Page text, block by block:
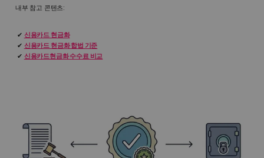
내부 참고 콘텐츠:
신용카드 현금화
신용카드 현금화 합법 기준
신용카드현금화 수수료 비교